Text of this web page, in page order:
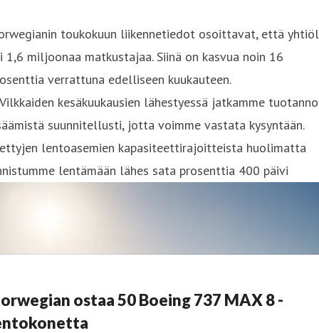
toukokuun liikennetiedot osoittavat, että
1,6 miljoonaa matkustajaa. Siinä on kasvua noin 16
verrattuna edelliseen kuukauteen.
kesäkuukausien lähestyessä jatkamme
suunnitellusti, jotta voimme vastata kysyntään.
lentoasemien kapasiteettirajoitteista huolimatta
lentämään lähes sata prosenttia 400 päivi
ostaa 50 Boeing 737 MAX 8 -